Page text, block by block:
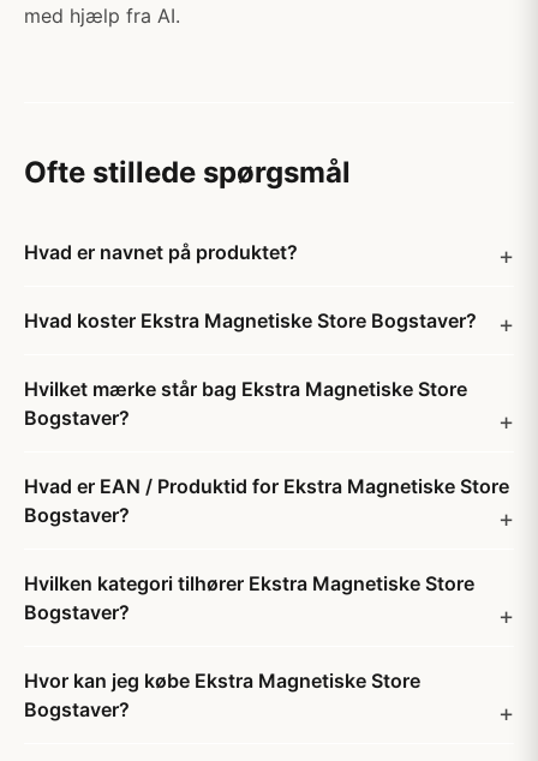
med hjælp fra AI.
Ofte stillede spørgsmål
Hvad er navnet på produktet?
Hvad koster Ekstra Magnetiske Store Bogstaver?
Hvilket mærke står bag Ekstra Magnetiske Store
Bogstaver?
Hvad er EAN / Produktid for Ekstra Magnetiske Store
Bogstaver?
Hvilken kategori tilhører Ekstra Magnetiske Store
Bogstaver?
Hvor kan jeg købe Ekstra Magnetiske Store
Bogstaver?